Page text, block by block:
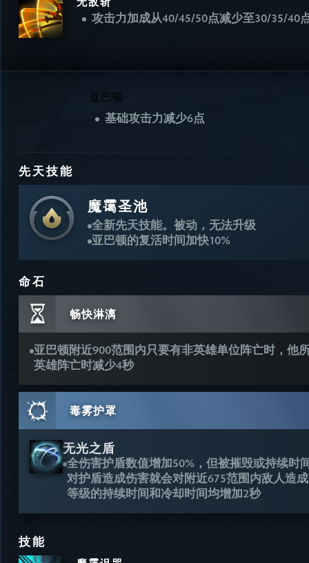
攻击力加成从40/45/50点减少至30/35/40
亚巴顿
基础攻击力减少6点
先天技能
魔霭圣池
全新先天技能。被动，无法升级
亚巴顿的复活时间加快10%
命石
畅快淋漓
亚巴顿附近900范围内只要有非英雄单位阵亡时，他
英雄阵亡时减少4秒
毒雾护罩
无光之盾
全伤害护盾数值增加50%，但被摧毁或持续时
对护盾造成伤害就会对附近675范围内敌人造
等级的持续时间和冷却时间均增加2秒
技能